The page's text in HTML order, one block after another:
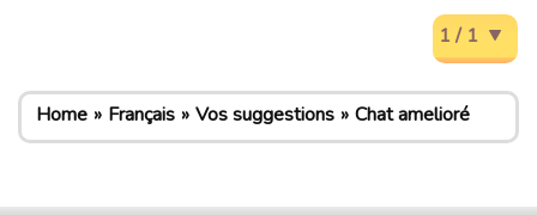
1 / 1
Home Français Vos suggestions Chat amelioré